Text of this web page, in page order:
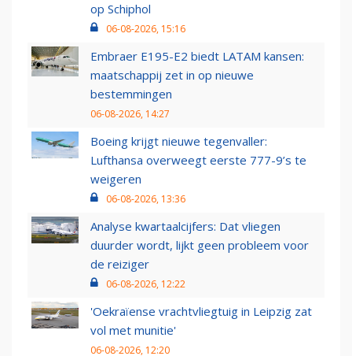
op Schiphol
06-08-2026, 15:16
Embraer E195-E2 biedt LATAM kansen:
maatschappij zet in op nieuwe
bestemmingen
06-08-2026, 14:27
Boeing krijgt nieuwe tegenvaller:
Lufthansa overweegt eerste 777-9’s te
weigeren
06-08-2026, 13:36
Analyse kwartaalcijfers: Dat vliegen
duurder wordt, lijkt geen probleem voor
de reiziger
06-08-2026, 12:22
'Oekraïense vrachtvliegtuig in Leipzig zat
vol met munitie'
06-08-2026, 12:20